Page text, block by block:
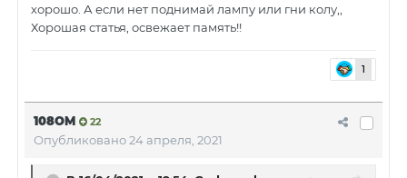
хорошо. А если нет поднимай лампу или гни колу,,
Хорошая статья, освежает память!!
1
108OM 22
Опубликовано24 апреля, 2021